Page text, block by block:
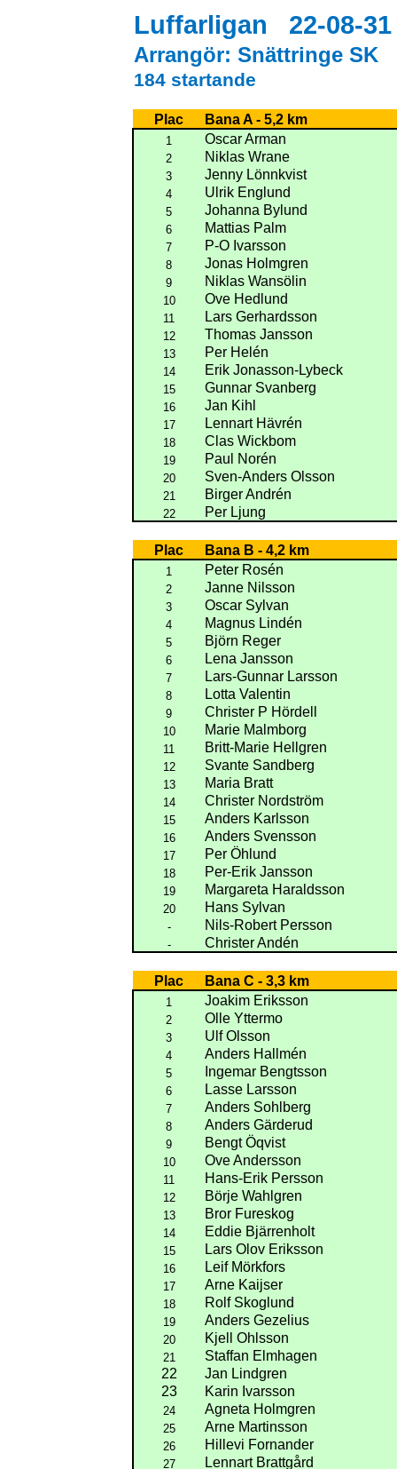
Luffarligan 22-08-31
Arrangör: Snättringe SK
184 startande
Plac Bana A - 5,2 km
1 Oscar Arman
2 Niklas Wrane
3 Jenny Lönnkvist
4 Ulrik Englund
5 Johanna Bylund
6 Mattias Palm
7 P-O Ivarsson
8 Jonas Holmgren
9 Niklas Wansölin
10 Ove Hedlund
11 Lars Gerhardsson
12 Thomas Jansson
13 Per Helén
14 Erik Jonasson-Lybeck
15 Gunnar Svanberg
16 Jan Kihl
17 Lennart Hävrén
18 Clas Wickbom
19 Paul Norén
20 Sven-Anders Olsson
21 Birger Andrén
22 Per Ljung
Plac Bana B - 4,2 km
1 Peter Rosén
2 Janne Nilsson
3 Oscar Sylvan
4 Magnus Lindén
5 Björn Reger
6 Lena Jansson
7 Lars-Gunnar Larsson
8 Lotta Valentin
9 Christer P Hördell
10 Marie Malmborg
11 Britt-Marie Hellgren
12 Svante Sandberg
13 Maria Bratt
14 Christer Nordström
15 Anders Karlsson
16 Anders Svensson
17 Per Öhlund
18 Per-Erik Jansson
19 Margareta Haraldsson
20 Hans Sylvan
- Nils-Robert Persson
- Christer Andén
Plac Bana C - 3,3 km
1 Joakim Eriksson
2 Olle Yttermo
3 Ulf Olsson
4 Anders Hallmén
5 Ingemar Bengtsson
6 Lasse Larsson
7 Anders Sohlberg
8 Anders Gärderud
9 Bengt Öqvist
10 Ove Andersson
11 Hans-Erik Persson
12 Börje Wahlgren
13 Bror Fureskog
14 Eddie Bjärrenholt
15 Lars Olov Eriksson
16 Leif Mörkfors
17 Arne Kaijser
18 Rolf Skoglund
19 Anders Gezelius
20 Kjell Ohlsson
21
Staffan Elmhagen
22
Jan Lindgren
23
Karin Ivarsson
24 Agneta Holmgren
25 Arne Martinsson
26 Hillevi Fornander
27 Lennart Brattgård